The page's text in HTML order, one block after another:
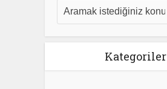
Kategoriler